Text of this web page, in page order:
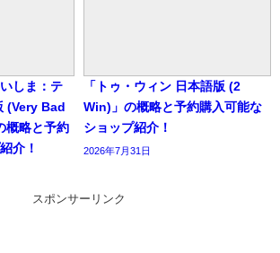
しま：テ
(Very Bad
概略と予約
介！
「トゥ・ウィン 日本語版 (2
Win)」の概略と予約購入可能な
ショップ紹介！
2026年7月31日
スポンサーリンク